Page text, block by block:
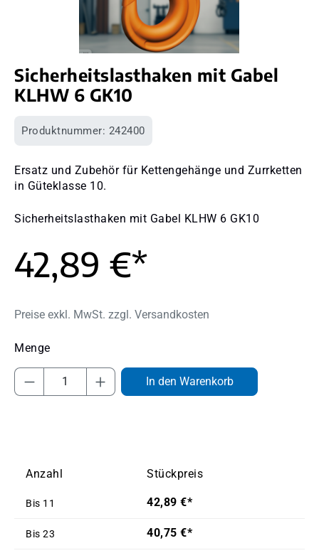
Sicherheitslasthaken mit Gabel
KLHW 6 GK10
Produktnummer: 242400
Ersatz und Zubehör für Kettengehänge und Zurrketten
in Güteklasse 10.
Sicherheitslasthaken mit Gabel KLHW 6 GK10
42,89 €*
Preise exkl. MwSt. zzgl. Versandkosten
Produkt Anzahl: Gib den gewünschten
In den Warenkorb
Anzahl Stückpreis
Bis 11 42,89 €*
Bis 23 40,75 €*